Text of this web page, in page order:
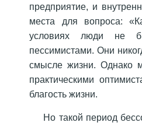
предприятие, и
места для вопроса:
условиях люди не
пессимистами. Они
смысле жизни. Однако
практическими
благость жизни.
Но такой период